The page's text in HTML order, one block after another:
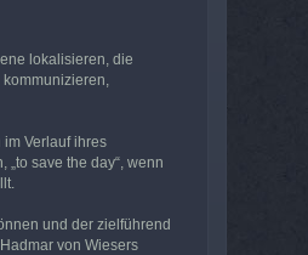
lokalisieren, die
Verlauf ihres
save the day“, wenn
und der zielführend
von Wiesers